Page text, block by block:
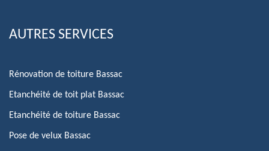
AUTRES SERVICES
Rénovation de toiture Bassac
Etanchéité de toit plat Bassac
Etanchéité de toiture Bassac
Pose de velux Bassac